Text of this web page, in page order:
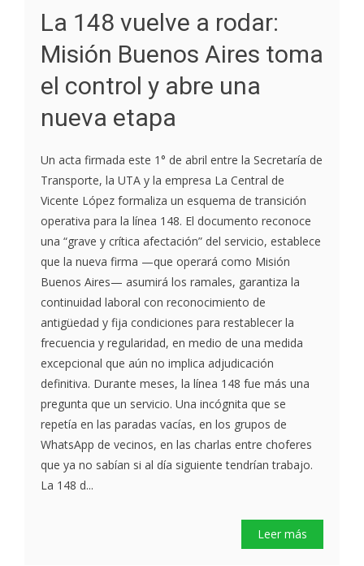
La 148 vuelve a rodar:
Misión Buenos Aires toma
el control y abre una
nueva etapa
Un acta firmada este 1° de abril entre la Secretaría de
Transporte, la UTA y la empresa La Central de
Vicente López formaliza un esquema de transición
operativa para la línea 148. El documento reconoce
una “grave y crítica afectación” del servicio, establece
que la nueva firma —que operará como Misión
Buenos Aires— asumirá los ramales, garantiza la
continuidad laboral con reconocimiento de
antigüedad y fija condiciones para restablecer la
frecuencia y regularidad, en medio de una medida
excepcional que aún no implica adjudicación
definitiva. Durante meses, la línea 148 fue más una
pregunta que un servicio. Una incógnita que se
repetía en las paradas vacías, en los grupos de
WhatsApp de vecinos, en las charlas entre choferes
que ya no sabían si al día siguiente tendrían trabajo.
La 148 d...
Leer más